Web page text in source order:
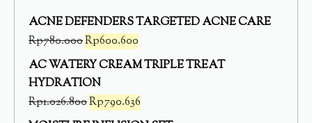
ACNE DEFENDERS TARGETED ACNE CARE
Rp780.000Rp600.600
AC WATERY CREAM TRIPLE TREAT
HYDRATION
Rp1.026.800Rp790.636